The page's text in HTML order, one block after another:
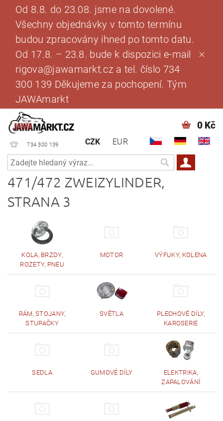
Od 8.8. do 23.08. jsme na dovolené.
Všechny objednávky v tomto termínu
budou zpracovány ihned po tomto datu.
Od 17.8. – 23.8. bude k dispozici e-mail
rigova@jawamarkt.cz a tel. číslo 734
300 139 Děkujeme za pochopení. Tým
JAWAmarkt
734 300 139 CZK EUR
0 Kč
471/472 ZWEIZYLINDER,
STRANA 3
KOLA, BRZDY,
ROZETY, PNEU
MOTOR VÝFUKY, KOLENA
RÁM, STOJANY,
STUPAČKY
SVĚTLA
PLECHOVÉ DÍLY,
KAROSERIE
SEDLA GUMOVÉ DÍLY
ELEKTRIKA,
ZAPALOVÁNÍ